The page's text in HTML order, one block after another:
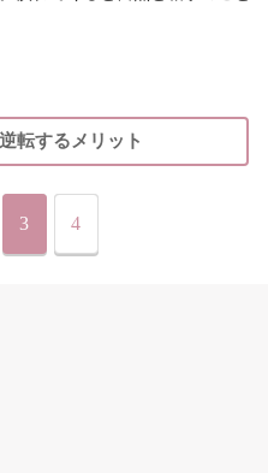
転するメリット
3 4